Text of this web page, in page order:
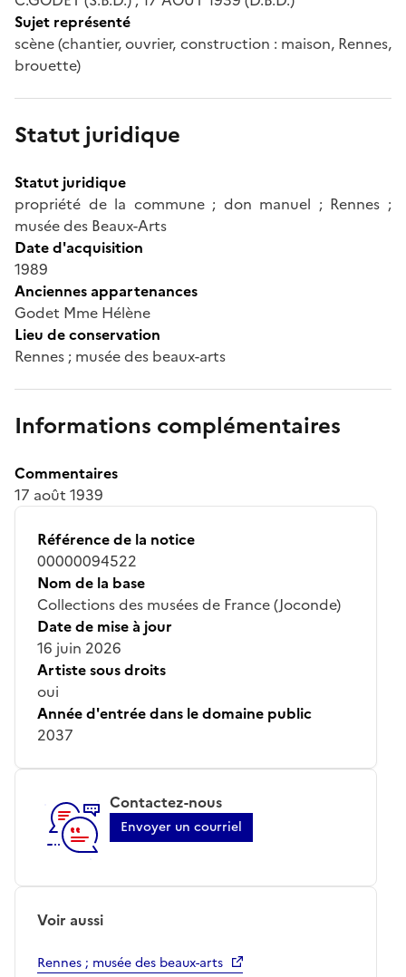
Sujet représenté
scène (chantier, ouvrier, construction : maison, Rennes,
brouette)
Statut juridique
Statut juridique
propriété de la commune ; don manuel ; Rennes ;
musée des Beaux-Arts
Date d'acquisition
1989
Anciennes appartenances
Godet Mme Hélène
Lieu de conservation
Rennes ; musée des beaux-arts
Informations complémentaires
Commentaires
17 août 1939
Référence de la notice
00000094522
Nom de la base
Collections des musées de France (Joconde)
Date de mise à jour
16 juin 2026
Artiste sous droits
oui
Année d'entrée dans le domaine public
2037
Contactez-nous
Envoyer un courriel
Voir aussi
Rennes ; musée des beaux-arts